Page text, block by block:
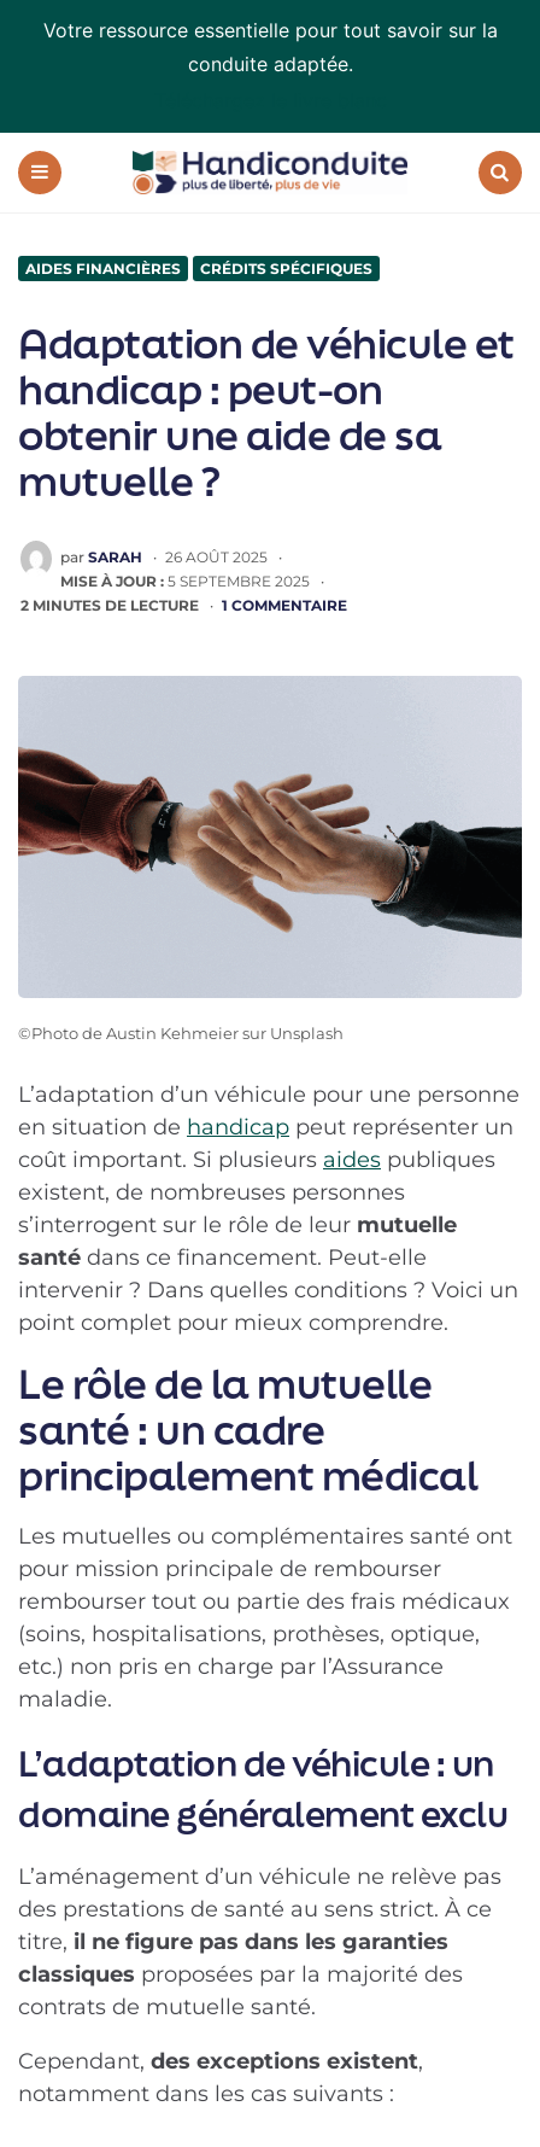
Votre ressource essentielle pour tout savoir sur la
conduite adaptée.
Handiconduite
conduite
©Photo de Austin Kehmeier sur Unsplash
AIDES FINANCIÈRES CRÉDITS SPÉCIFIQUES
Adaptation de véhicule et
handicap : peut-on
obtenir une aide de sa
mutuelle ?
PUBLIÉ
PAR
par SARAH
26 AOÛT 2025
MISE À JOUR : 5 SEPTEMBRE 2025
2 MINUTES DE LECTURE 1 COMMENTAIRE
L’adaptation d’un véhicule pour une personne
en situation de handicap peut représenter un
coût important. Si plusieurs aides publiques
existent, de nombreuses personnes
s’interrogent sur le rôle de leur mutuelle
santé dans ce financement. Peut-elle
intervenir ? Dans quelles conditions ? Voici un
point complet pour mieux comprendre.
Le rôle de la mutuelle
santé : un cadre
principalement médical
Les mutuelles ou complémentaires santé ont
pour mission principale de rembourser
rembourser tout ou partie des frais médicaux
(soins, hospitalisations, prothèses, optique,
etc.) non pris en charge par l’Assurance
maladie.
L’adaptation de véhicule : un
domaine généralement exclu
L’aménagement d’un véhicule ne relève pas
des prestations de santé au sens strict. À ce
titre, il ne figure pas dans les garanties
classiques proposées par la majorité des
contrats de mutuelle santé.
Cependant, des exceptions existent,
notamment dans les cas suivants :